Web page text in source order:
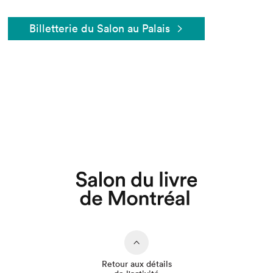
Billetterie du Salon au Palais
Retour aux détails